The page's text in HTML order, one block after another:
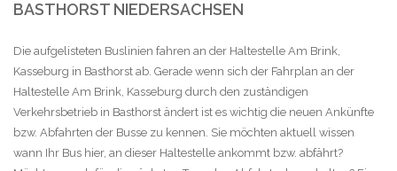
BASTHORST NIEDERSACHSEN
Die aufgelisteten Buslinien fahren an der Haltestelle Am Brink,
Kasseburg in Basthorst ab. Gerade wenn sich der Fahrplan an der
Haltestelle Am Brink, Kasseburg durch den zuständigen
Verkehrsbetrieb in Basthorst ändert ist es wichtig die neuen Ankünfte
bzw. Abfahrten der Busse zu kennen. Sie möchten aktuell wissen
wann Ihr Bus hier, an dieser Haltestelle ankommt bzw. abfährt?